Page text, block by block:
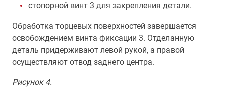
стопорной винт 3 для закрепления детали.
Обработка торцевых поверхностей завершается
освобождением винта фиксации 3. Отделанную
деталь придерживают левой рукой, а правой
осуществляют отвод заднего центра.
Рисунок 4.